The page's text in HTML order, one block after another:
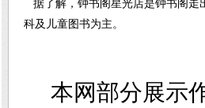
据了解，钟书阁星光店是钟书阁走
科及儿童图书为主。
本网部分展示